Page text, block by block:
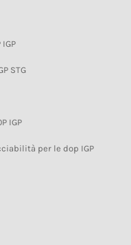
STG
IGP
per le dop IGP